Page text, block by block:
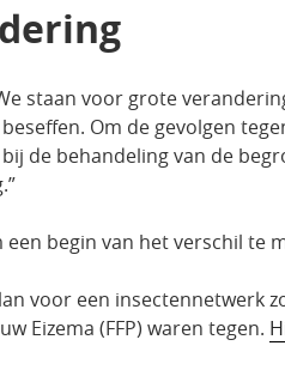
staan voor grote
Om de gevolgen
de behandeling van de
begin van het verschil te
voor een insectennetwerk
Eizema (FFP) waren tegen.